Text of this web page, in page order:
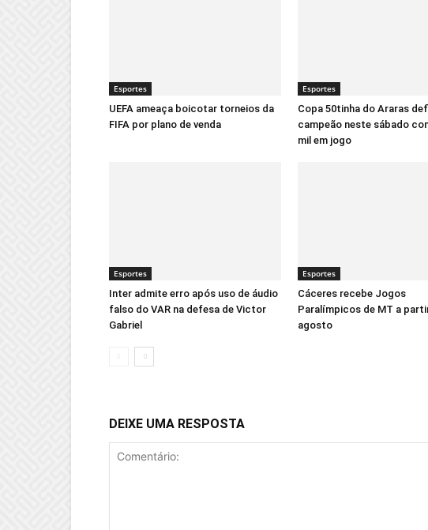
Esportes
UEFA ameaça boicotar torneios da
FIFA por plano de venda
Esportes
Copa 50tinha do Araras
campeão neste sábado
mil em jogo
Esportes
Inter admite erro após uso de áudio
falso do VAR na defesa de Victor
Gabriel
Esportes
Cáceres recebe Jogos
Paralímpicos de MT a
agosto
DEIXE UMA RESPOSTA